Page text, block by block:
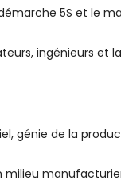
5S et le
ingénieurs et
génie de la
milieu